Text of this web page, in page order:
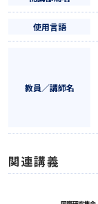
使用言語
教員／講師名
関連講義